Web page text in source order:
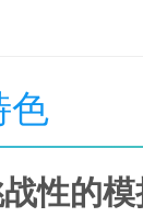
色
性的模